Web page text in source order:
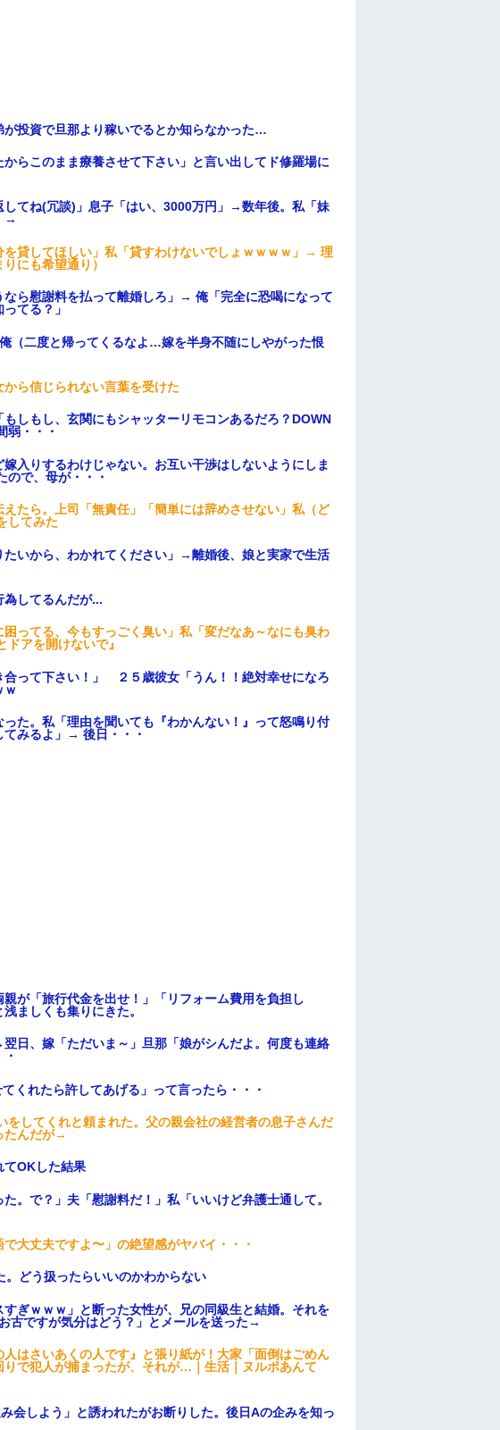
投資で旦那より稼いでるとか知らなかった…
らこのまま療養させて下さい」と言い出してド修羅場に
してね(冗談)」息子「はい、3000万円」→数年後。私「妹
→
を貸してほしい」私「貸すわけないでしょｗｗｗｗ」→ 理
にも希望通り）
ら慰謝料を払って離婚しろ」→ 俺「完全に恐喝になって
てる？」
（二度と帰ってくるなよ…嫁を半身不随にしやがった恨
ら信じられない言葉を受けた
しもし、玄関にもシャッターリモコンあるだろ？DOWN
弱・・・
嫁入りするわけじゃない。お互い干渉はしないようにしま
で、母が・・・
たら。上司「無責任」「簡単には辞めさせない」私（ど
してみた
いから、わかれてください」→離婚後、娘と実家で生活
為してるんだが...
ってる、今もすっごく臭い」私「変だなあ～なにも臭わ
アを開けないで』
合って下さい！」 ２５歳彼女「うん！！絶対幸せになろ
た。私「理由を聞いても『わかんない！』って怒鳴り付
てみるよ」→ 後日・・・
が「旅行代金を出せ！」「リフォーム費用を負担し
ましくも集りにきた。
日、嫁「ただいま～」旦那「娘がシんだよ。何度も連絡
くれたら許してあげる」って言ったら・・・
をしてくれと頼まれた。父の親会社の経営者の息子さんだ
たんだが→
てOKした結果
。で？」夫「慰謝料だ！」私「いいけど弁護士通して。
大丈夫ですよ〜」の絶望感がヤバイ・・・
どう扱ったらいいのかわからない
すぎｗｗｗ」と断った女性が、兄の同級生と結婚。それを
古ですが気分はどう？」とメールを送った→
はさいあくの人です』と張り紙が！大家「面倒はごめん
で犯人が捕まったが、それが…｜生活｜ヌルポあんて
会しよう」と誘われたがお断りした。後日Aの企みを知っ